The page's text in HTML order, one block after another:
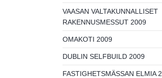
VAASAN VALTAKUNNALLISET
RAKENNUSMESSUT 2009
OMAKOTI 2009
DUBLIN SELFBUILD 2009
FASTIGHETSMÄSSAN ELMIA